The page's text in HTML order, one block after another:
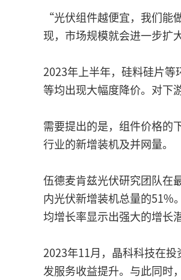
“光伏组件越便宜，我们能
现，市场规模就会进一步扩
2023年上半年，硅料硅片
等均出现大幅度降价。对下
需要提出的是，组件价格的
行业的新增装机及并网量。
伍德麦肯兹光伏研究团队在
内光伏新增装机总量的51%
均增长率显示出强大的增长
2023年11月，晶科科技在
发服务收益提升。与此同时